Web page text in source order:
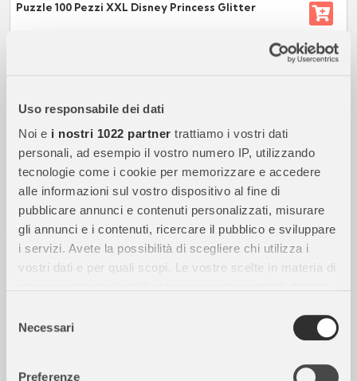
Uso responsabile dei dati
Noi e i nostri 1022 partner trattiamo i vostri dati
personali, ad esempio il vostro numero IP, utilizzando
tecnologie come i cookie per memorizzare e accedere
alle informazioni sul vostro dispositivo al fine di
pubblicare annunci e contenuti personalizzati, misurare
gli annunci e i contenuti, ricercare il pubblico e sviluppare
i servizi. Avete la possibilità di scegliere chi utilizza i
vostri dati e per quali scopi. Le vostre scelte in materia di
modificare o revocare il proprio consenso in qualsiasi
momento dalla Dichiarazione sui cookie o facendo clic
delNecessari
Preferenze
Puzzle 100 Pezzi XXL Disney Princess Glitter
SPEDIZIONE GRATUITA
€9,90